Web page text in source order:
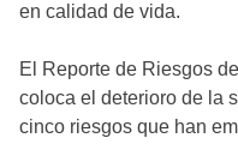
en calidad de vida.
El Reporte de Riesgos
coloca el deterioro de la
cinco riesgos que han